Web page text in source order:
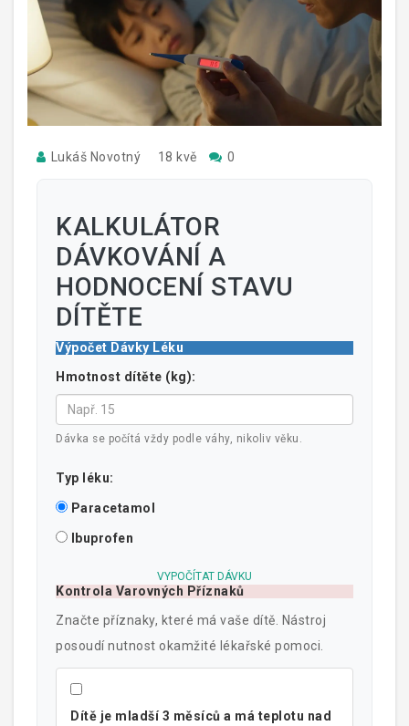
Lukáš Novotný 18 kvě 0
KALKULÁTOR
DÁVKOVÁNÍ A
HODNOCENÍ STAVU
DÍTĚTE
Výpočet Dávky Léku
Hmotnost dítěte (kg):
Dávka se počítá vždy podle váhy, nikoliv věku.
Typ léku:
Paracetamol
Ibuprofen
VYPOČÍTAT DÁVKU
Kontrola Varovných Příznaků
Značte příznaky, které má vaše dítě. Nástroj
posoudí nutnost okamžité lékařské pomoci.
Dítě je mladší 3 měsíců a má teplotu nad